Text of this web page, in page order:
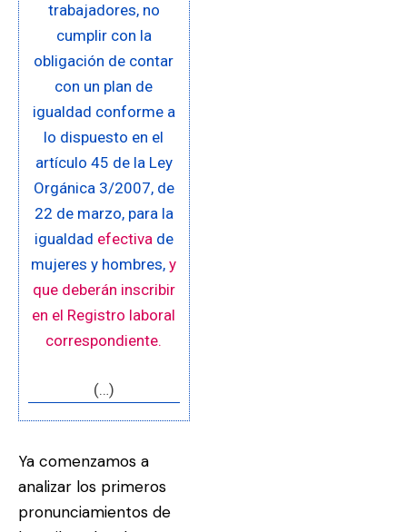
trabajadores, no
cumplir con la
obligación de contar
con un plan de
igualdad conforme a
lo dispuesto en el
artículo 45 de la Ley
Orgánica 3/2007, de
22 de marzo, para la
igualdad efectivade
mujeres y hombres,y
que deberán inscribir
en el Registro laboral
correspondiente.
(…)
Ya comenzamos a
analizar los primeros
pronunciamientos de